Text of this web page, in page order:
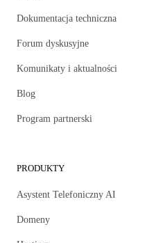
Dokumentacja techniczna
Forum dyskusyjne
Komunikaty i aktualności
Blog
Program partnerski
PRODUKTY
Asystent Telefoniczny AI
Domeny